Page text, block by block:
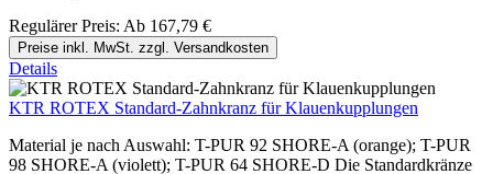
Regulärer Preis: Ab 167,79 €
Preise inkl. MwSt. zzgl. Versandkosten
Details
KTR ROTEX Standard-Zahnkranz für Klauenkupplungen
Material je nach Auswahl: T-PUR 92 SHORE-A (orange); T-PUR
98 SHORE-A (violett); T-PUR 64 SHORE-D Die Standardkränze